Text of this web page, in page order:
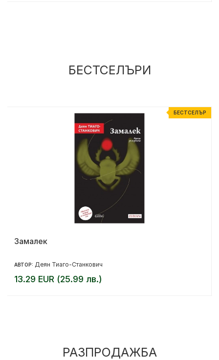
БЕСТСЕЛЪРИ
БЕСТСЕЛЪР
Замалек
АВТОР: Деян Тиаго-Станкович
13.29 EUR (25.99 лв.)
РАЗПРОДАЖБА